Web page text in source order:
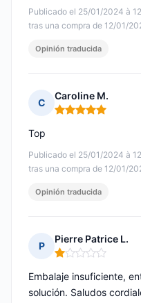
Publicado el 25/01/2024 à
tras una compra de 12/01/
Opinión traducida
C
Caroline M.
Nota: 5 de 5
Publicado el 25/01/2024 à
tras una compra de 12/01/
Top
Opinión traducida
P
Pierre Patrice L.
Nota: 1 de 5
Embalaje insuficiente,
solución. Saludos